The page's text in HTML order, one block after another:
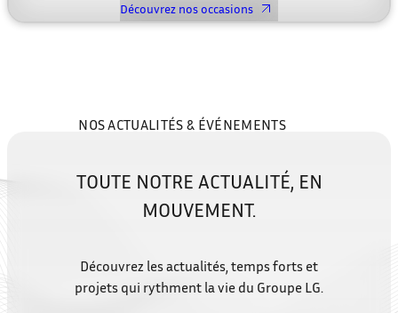
Découvrez nos occasions
NOS ACTUALITÉS & ÉVÉNEMENTS
TOUTE NOTRE ACTUALITÉ, EN
MOUVEMENT.
Découvrez les actualités, temps forts et
projets qui rythment la vie du Groupe LG.